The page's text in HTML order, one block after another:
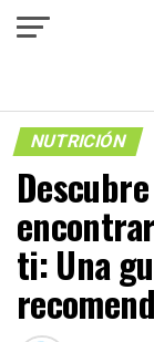
NUTRICIÓN
ti: Una